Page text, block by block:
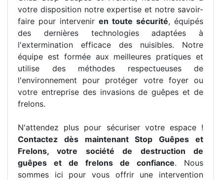
votre disposition notre expertise et notre savoir-
faire pour intervenir en toute sécurité, équipés
des dernières technologies adaptées à
l'extermination efficace des nuisibles. Notre
équipe est formée aux meilleures pratiques et
utilise des méthodes respectueuses de
l'environnement pour protéger votre foyer ou
votre entreprise des invasions de guêpes et de
frelons.
N'attendez plus pour sécuriser votre espace !
Contactez dès maintenant Stop Guêpes et
Frelons, votre société de destruction de
guêpes et de frelons de confiance. Nous
sommes ici pour vous offrir une intervention